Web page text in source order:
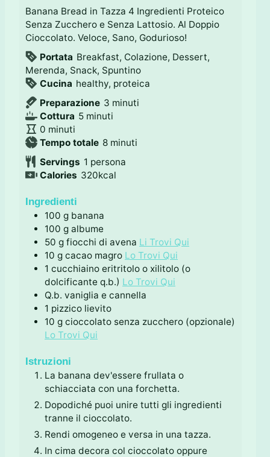
Banana Bread in Tazza 4 Ingredienti Proteico
Senza Zucchero e Senza Lattosio. Al Doppio
Cioccolato. Veloce, Sano, Godurioso!
Portata Breakfast, Colazione, Dessert,
Merenda, Snack, Spuntino
Cucina healthy, proteica
Preparazione 3m
i
u
i
minuti
Cottura 5m
n
t
i
minuti
0m
i
u
t
minuti
Tempo totale 8m
n
u
minuti
Servings 1 persona
Calories 320kcal
Ingredienti
100 g banana
100 g albume
50 g fiocchi di avena Li Trovi Qui
10 g cacao magro Lo Trovi Qui
1 cucchiaino eritritolo o xilitolo (o
dolcificante q.b.) Lo Trovi Qui
Q.b. vaniglia e cannella
1 pizzico lievito
10 g cioccolato senza zucchero (opzionale)
Lo Trovi Qui
Istruzioni
La banana dev'essere frullata o
schiacciata con una forchetta.
Dopodiché puoi unire tutti gli ingredienti
tranne il cioccolato.
Rendi omogeneo e versa in una tazza.
In cima decora col cioccolato oppure